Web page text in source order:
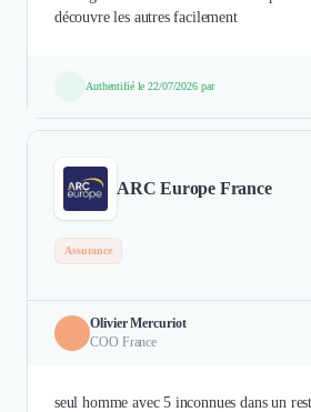
découvre les autres facilement
Authentifié le 22/07/2026 par
ARC Europe France
Assurance
Olivier Mercuriot
COO France
seul homme avec 5 inconnues dans un